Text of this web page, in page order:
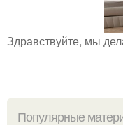
Здравствуйте, мы
Популярные